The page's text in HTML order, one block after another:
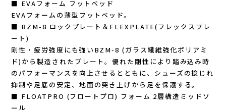
RYOGEN(リョウゲン)
SALOMON(サロモン)
Simply Wonderful(シンプリーワンダフル)
STAMP RUN & CO (スタンプ ランアンド
■ EVAフォーム フットベッド
EVAフォームの薄型フットベッド。
■ BZM-8 ロックプレート＆FLEXPLATE(フレックスプレ
ート)
剛性・疲労強度にも強いBZM-8 (ガラス繊維強化ポリアミ
ド)から製造されたプレート。優れた剛性により踏み込み時
のパフォーマンスを向上させるとともに、シューズの捻じれ
抑制や足底の安定、地面の突き上げから足を保護する。
■ FLOATPRO (フロートプロ) フォーム 2層構造ミッドソ
ール